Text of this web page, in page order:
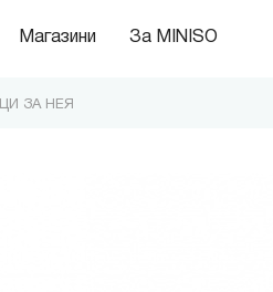
Магазини За MINISO
ЗА НЕЯ